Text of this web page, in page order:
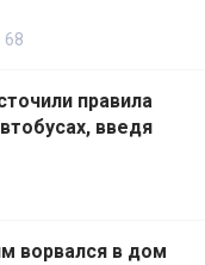
68
правила
введя
ворвался в дом